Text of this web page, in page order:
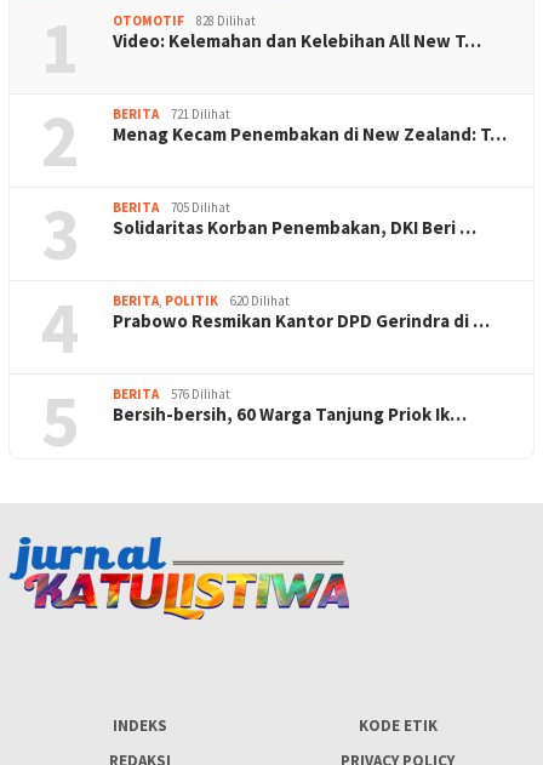
1 OTOMOTIF 828 Dilihat
Video: Kelemahan dan Kelebihan All New T…
2 BERITA 721 Dilihat
Menag Kecam Penembakan di New Zealand: T…
3 BERITA 705 Dilihat
Solidaritas Korban Penembakan, DKI Beri …
4 BERITA, POLITIK 620 Dilihat
Prabowo Resmikan Kantor DPD Gerindra di …
5 BERITA 576 Dilihat
Bersih-bersih, 60 Warga Tanjung Priok Ik…
INDEKS
KODE ETIK